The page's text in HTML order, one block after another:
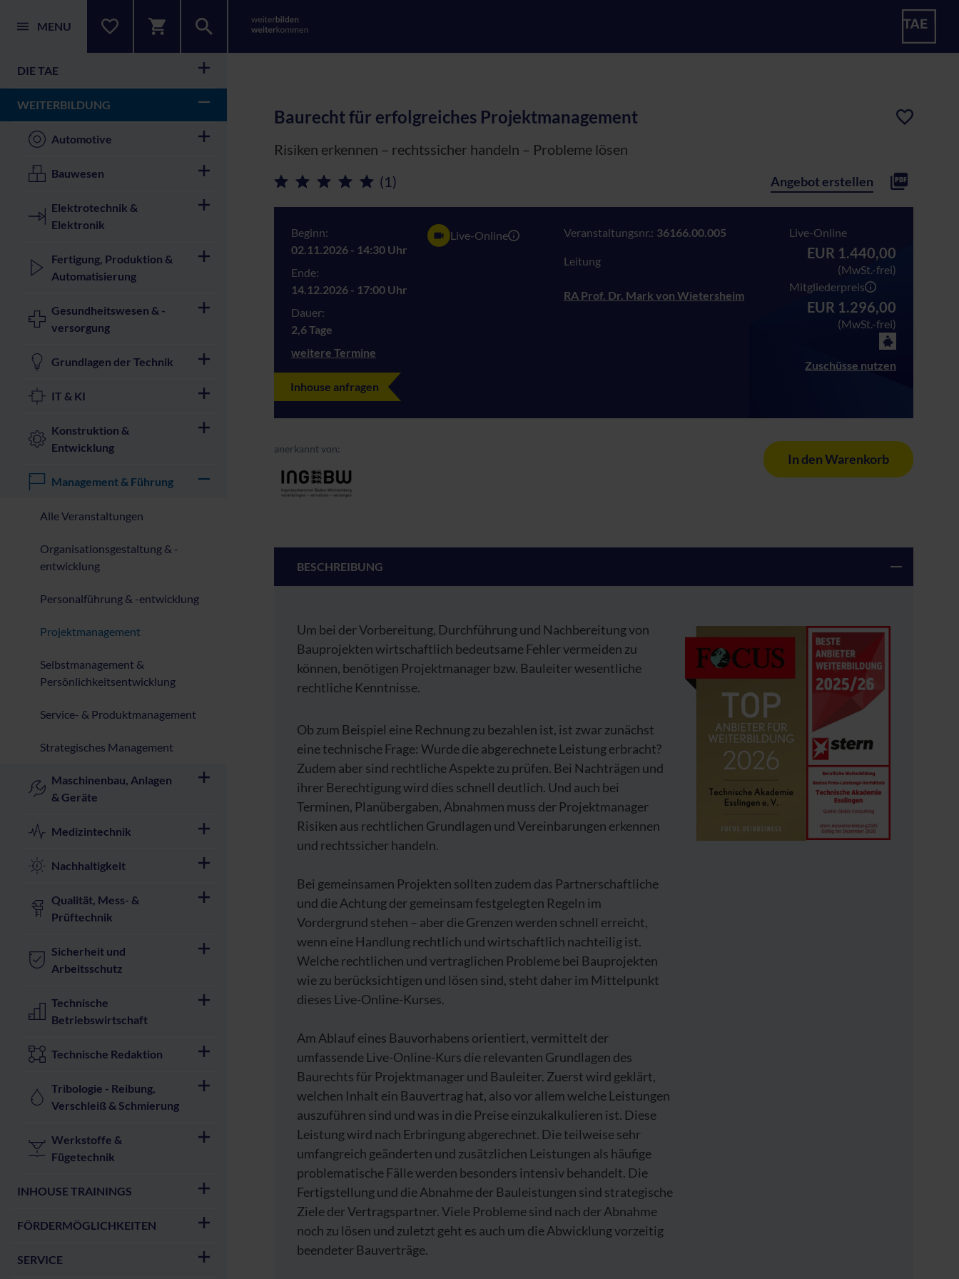
MENU
DIE TAE
WEITERBILDUNG
Automotive
Bauwesen
Elektrotechnik &
Elektronik
Fertigung, Produktion &
Automatisierung
Gesundheitswesen & -
versorgung
Grundlagen der Technik
IT & KI
Konstruktion &
Entwicklung
Management & Führung
Alle Veranstaltungen
Organisationsgestaltung & -
entwicklung
Personalführung & -entwicklung
Projektmanagement
Selbstmanagement &
Persönlichkeitsentwicklung
Service- & Produktmanagement
Strategisches Management
Maschinenbau, Anlagen
& Geräte
Medizintechnik
Nachhaltigkeit
Qualität, Mess- &
Prüftechnik
Sicherheit und
Arbeitsschutz
Technische
Betriebswirtschaft
Technische Redaktion
Tribologie - Reibung,
Verschleiß & Schmierung
Werkstoffe &
Fügetechnik
INHOUSE TRAININGS
FÖRDERMÖGLICHKEITEN
SERVICE
Baurecht für erfolgreiches Projektmanagement
Risiken erkennen – rechtssicher handeln – Probleme lösen
(1)
Angebot erstellen
Beginn:
02.11.2026 - 14:30 Uhr
Ende:
14.12.2026 - 17:00 Uhr
Dauer:
2,6 Tage
weitere Termine
Live-Online Veranstaltungsnr.: 36166.00.005
Leitung
RA Prof. Dr. Mark von Wietersheim
Live-Online
EUR 1.440,00
(MwSt.-frei)
Mitgliederpreis
EUR 1.296,00
(MwSt.-frei)
Zuschüsse nutzen
Inhouse anfragen
In den Warenkorb
anerkannt von:
BESCHREIBUNG
Um bei der Vorbereitung, Durchführung und Nachbereitung von
Bauprojekten wirtschaftlich bedeutsame Fehler vermeiden zu
können, benötigen Projektmanager bzw. Bauleiter wesentliche
rechtliche Kenntnisse.
Ob zum Beispiel eine Rechnung zu bezahlen ist, ist zwar zunächst
eine technische Frage: Wurde die abgerechnete Leistung erbracht?
Zudem aber sind rechtliche Aspekte zu prüfen. Bei Nachträgen und
ihrer Berechtigung wird dies schnell deutlich. Und auch bei
Terminen, Planübergaben, Abnahmen muss der Projektmanager
Risiken aus rechtlichen Grundlagen und Vereinbarungen erkennen
und rechtssicher handeln.
Bei gemeinsamen Projekten sollten zudem das Partnerschaftliche
und die Achtung der gemeinsam festgelegten Regeln im
Vordergrund stehen – aber die Grenzen werden schnell erreicht,
wenn eine Handlung rechtlich und wirtschaftlich nachteilig ist.
Welche rechtlichen und vertraglichen Probleme bei Bauprojekten
wie zu berücksichtigen und lösen sind, steht daher im Mittelpunkt
dieses Live-Online-Kurses.
Am Ablauf eines Bauvorhabens orientiert, vermittelt der
umfassende Live-Online-Kurs die relevanten Grundlagen des
Baurechts für Projektmanager und Bauleiter. Zuerst wird geklärt,
welchen Inhalt ein Bauvertrag hat, also vor allem welche Leistungen
auszuführen sind und was in die Preise einzukalkulieren ist. Diese
Leistung wird nach Erbringung abgerechnet. Die teilweise sehr
umfangreich geänderten und zusätzlichen Leistungen als häufige
problematische Fälle werden besonders intensiv behandelt. Die
Fertigstellung und die Abnahme der Bauleistungen sind strategische
Ziele der Vertragspartner. Viele Probleme sind nach der Abnahme
noch zu lösen und zuletzt geht es auch um die Abwicklung vorzeitig
beendeter Bauverträge.